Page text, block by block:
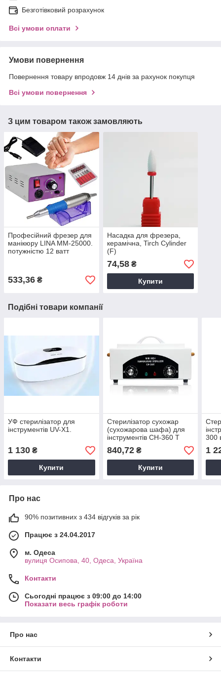
Безготівковий розрахунок
Всі умови оплати
Умови повернення
Повернення товару впродовж 14 днів за рахунок покупця
Всі умови повернення
З цим товаром також замовляють
Професійний фрезер для
манікюру LINA MM-25000.
потужністю 12 ватт
533,36 ₴
Насадка для фрезера,
керамічна, Tirch Cylinder
(F)
74,58₴
Купити
Подібні товари компанії
УФ стерилізатор для
інструментів UV-X1.
1 130 ₴
Купити
Стерилізатор сухожар
(сухожарова шафа) для
інструментів CH-360 T
840,72₴
Купити
300
1
Про нас
90% позитивних з 434 відгуків за рік
Працює з 24.04.2017
м. Одеса
вулиця Осипова, 40, Одеса, Україна
Контакти
Сьогодні працює з 09:00 до 14:00
Показати весь графік роботи
Про нас
Контакти